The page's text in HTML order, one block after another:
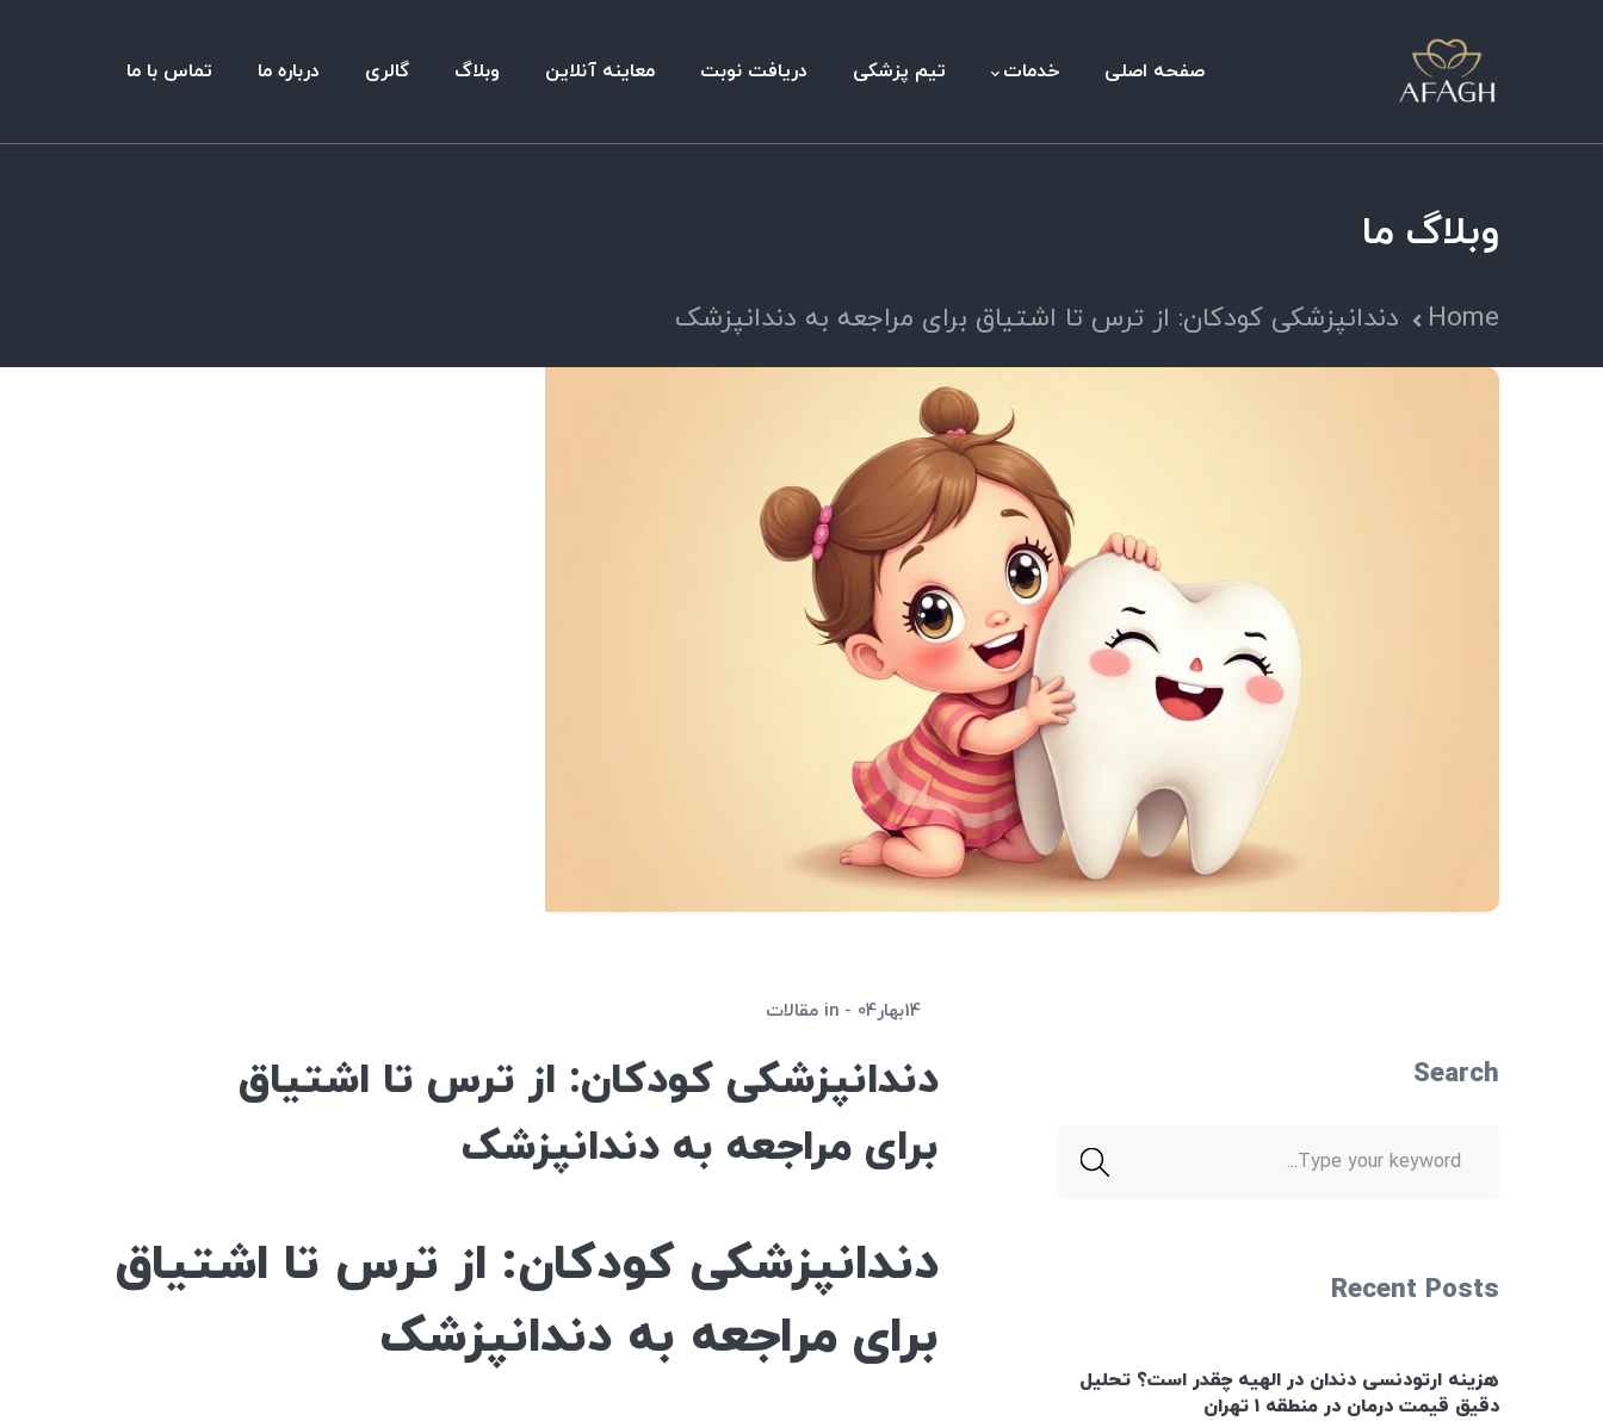
صفحه اصلی خدمات تیم پزشکی دریافت نوبت معاینه آنلاین وبلاگ گالری درباره ما تماس با ما
وبلاگ ما
Home دندانپزشکی کودکان: از ترس تا اشتیاق برای مراجعه به دندانپزشک
14بهار04 in مقالات
دندانپزشکی کودکان: از ترس تا اشتیاق
برای مراجعه به دندانپزشک
دندانپزشکی کودکان: از ترس تا اشتیاق
برای مراجعه به دندانپزشک
Search
Recent Posts
هزینه ارتودنسی دندان در الهیه چقدر است؟ تحلیل
دقیق قیمت درمان در منطقه ۱ تهران